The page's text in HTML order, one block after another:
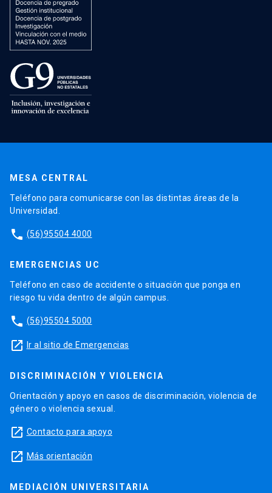
MESA CENTRAL
Teléfono para comunicarse con las distintas áreas de la
Universidad.
phone (56)95504 4000
EMERGENCIAS UC
Teléfono en caso de accidente o situación que ponga en
riesgo tu vida dentro de algún campus.
phone (56)95504 5000
launch Ir al sitio de Emergencias
DISCRIMINACIÓN Y VIOLENCIA
Orientación y apoyo en casos de discriminación, violencia de
género o violencia sexual.
launch Contacto para apoyo
launch Más orientación
MEDIACIÓN UNIVERSITARIA